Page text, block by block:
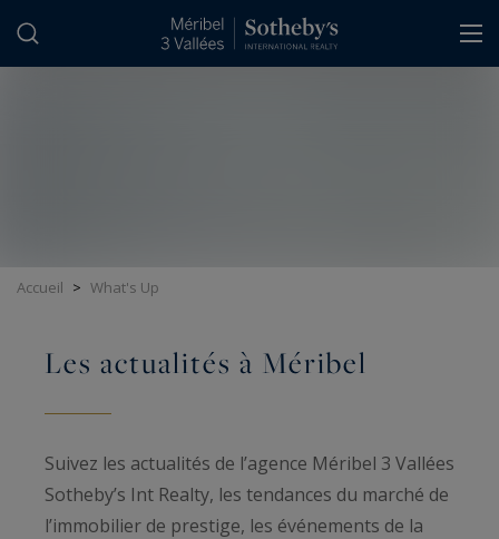
Accueil > What's Up
Les actualités à Méribel
Suivez les actualités de l’agence Méribel 3 Vallées
Sotheby’s Int Realty, les tendances du marché de
l’immobilier de prestige, les événements de la